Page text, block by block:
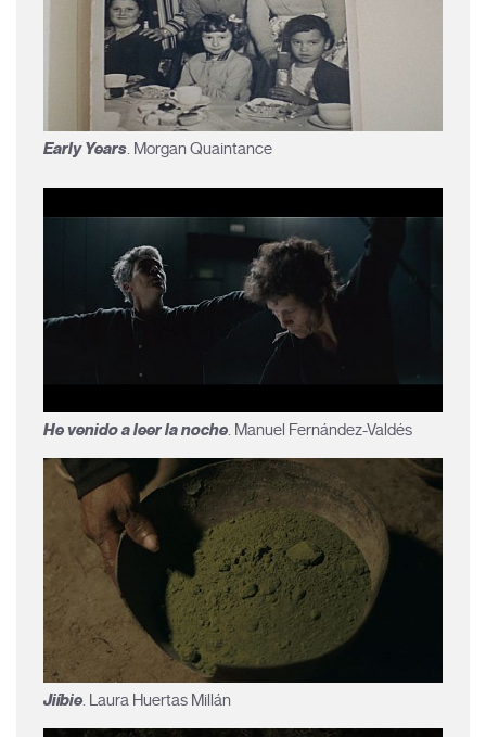
Early Years. Morgan Quaintance
He venido a leer la noche. Manuel Fernández-Valdés
Jiíbie. Laura Huertas Millán